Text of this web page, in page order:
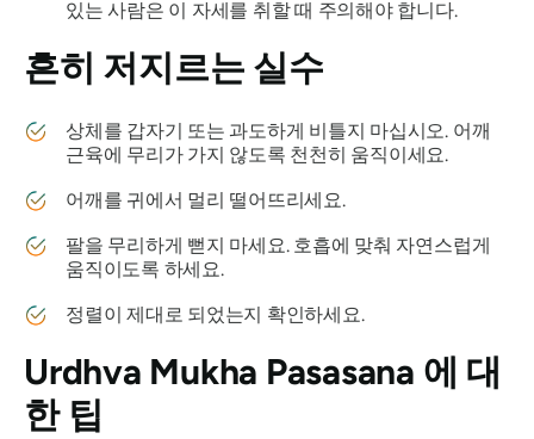
있는 사람은 이 자세를 취할 때 주의해야 합니다.
흔히 저지르는 실수
상체를 갑자기 또는 과도하게 비틀지 마십시오. 어깨
근육에 무리가 가지 않도록 천천히 움직이세요.
어깨를 귀에서 멀리 떨어뜨리세요.
팔을 무리하게 뻗지 마세요. 호흡에 맞춰 자연스럽게
움직이도록 하세요.
정렬이 제대로 되었는지 확인하세요.
Urdhva Mukha Pasasana 에 대
한 팁